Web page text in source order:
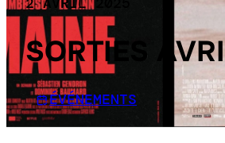
SORTIES
ÉVÉNEMENTS